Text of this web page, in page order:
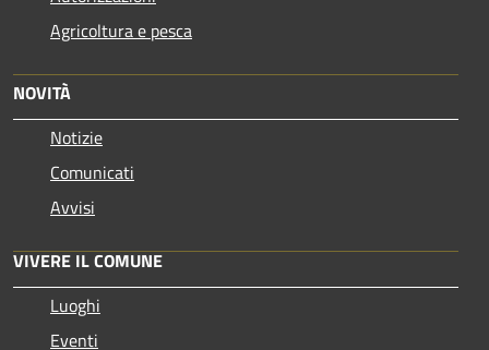
Agricoltura e pesca
NOVITÀ
Notizie
Comunicati
Avvisi
VIVERE IL COMUNE
Luoghi
Eventi